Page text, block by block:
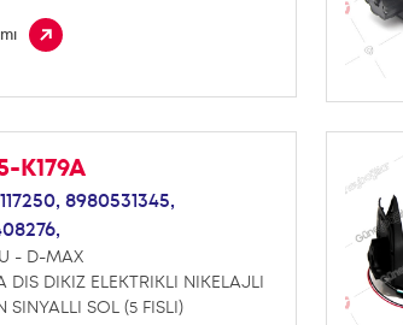
K179A
8980531345,
- D-MAX
DIS DIKIZ ELEKTRIKLI NIKELAJLI
SINYALLI SOL (5 FISLI)